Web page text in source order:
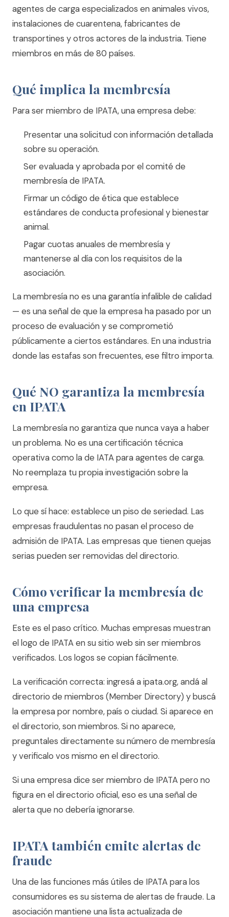
agentes de carga especializados en animales vivos,
instalaciones de cuarentena, fabricantes de
transportines y otros actores de la industria. Tiene
miembros en más de 80 países.
Qué implica la membresía
Para ser miembro de IPATA, una empresa debe:
Presentar una solicitud con información detallada
sobre su operación.
Ser evaluada y aprobada por el comité de
membresía de IPATA.
Firmar un código de ética que establece
estándares de conducta profesional y bienestar
animal.
Pagar cuotas anuales de membresía y
mantenerse al día con los requisitos de la
asociación.
La membresía no es una garantía infalible de calidad
— es una señal de que la empresa ha pasado por un
proceso de evaluación y se comprometió
públicamente a ciertos estándares. En una industria
donde las estafas son frecuentes, ese filtro importa.
Qué NO garantiza la membresía
en IPATA
La membresía no garantiza que nunca vaya a haber
un problema. No es una certificación técnica
operativa como la de IATA para agentes de carga.
No reemplaza tu propia investigación sobre la
empresa.
Lo que sí hace: establece un piso de seriedad. Las
empresas fraudulentas no pasan el proceso de
admisión de IPATA. Las empresas que tienen quejas
serias pueden ser removidas del directorio.
Cómo verificar la membresía de
una empresa
Este es el paso crítico. Muchas empresas muestran
el logo de IPATA en su sitio web sin ser miembros
verificados. Los logos se copian fácilmente.
La verificación correcta: ingresá a ipata.org, andá al
directorio de miembros (Member Directory) y buscá
la empresa por nombre, país o ciudad. Si aparece en
el directorio, son miembros. Si no aparece,
preguntales directamente su número de membresía
y verificalo vos mismo en el directorio.
Si una empresa dice ser miembro de IPATA pero no
figura en el directorio oficial, eso es una señal de
alerta que no debería ignorarse.
IPATA también emite alertas de
fraude
Una de las funciones más útiles de IPATA para los
consumidores es su sistema de alertas de fraude. La
asociación mantiene una lista actualizada de